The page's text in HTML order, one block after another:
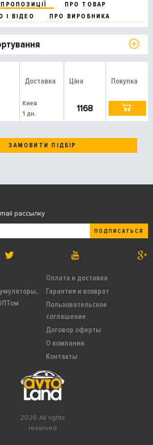
ПРОПОЗИЦІЇ
ПРО ТОВАР
І ВІДЕО
ПРО ВИРОБНИКА
Доставка Ціна Покупка
Киев
1 дн.
1168
ЗАМОВИТИ ПІДБІР
2026 All rights
reserved
Оплата и доставка
Гарантия и возврат
Пользовательское
соглашение
Договор оферты
О компании
Контакты
рассылку
ПОДПИСАТЬСЯ